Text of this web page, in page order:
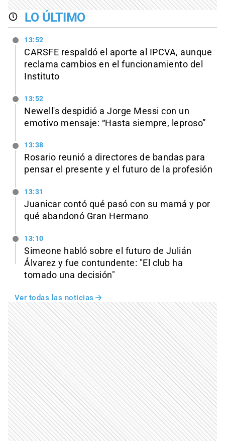
LO ÚLTIMO
13:52
CARSFE respaldó el aporte al IPCVA, aunque
reclama cambios en el funcionamiento del
Instituto
13:52
Newell's despidió a Jorge Messi con un
emotivo mensaje: “Hasta siempre, leproso”
13:38
Rosario reunió a directores de bandas para
pensar el presente y el futuro de la profesión
13:31
Juanicar contó qué pasó con su mamá y por
qué abandonó Gran Hermano
13:10
Simeone habló sobre el futuro de Julián
Álvarez y fue contundente: "El club ha
tomado una decisión"
Ver todas las noticias